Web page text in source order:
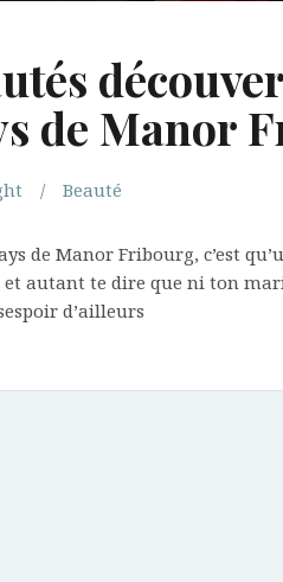
de Manor
Beauté
de Manor Fribourg, c’est
et autant te dire que ni ton
d’ailleurs